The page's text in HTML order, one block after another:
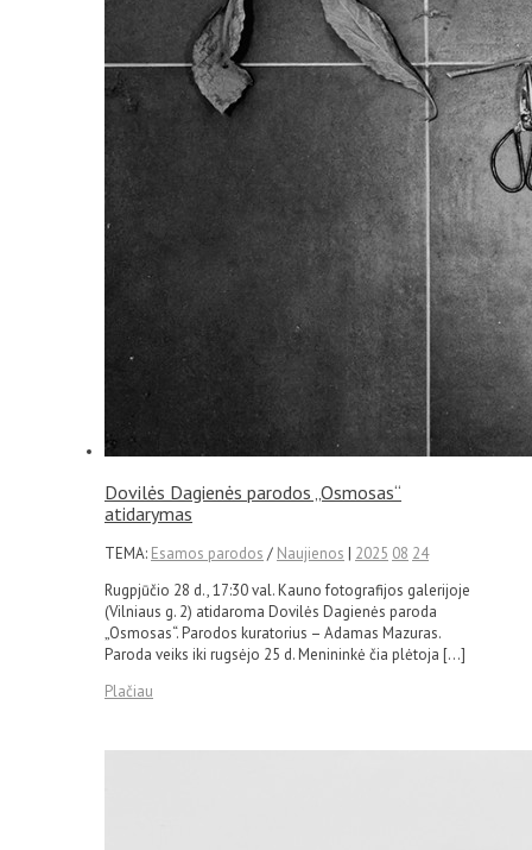
Dovilės Dagienės parodos „Osmosas“
atidarymas
TEMA: Esamos parodos / Naujienos | 2025 08 24
Rugpjūčio 28 d., 17:30 val. Kauno fotografijos galerijoje
(Vilniaus g. 2) atidaroma Dovilės Dagienės paroda
„Osmosas“. Parodos kuratorius – Adamas Mazuras.
Paroda veiks iki rugsėjo 25 d. Menininkė čia plėtoja […]
Plačiau